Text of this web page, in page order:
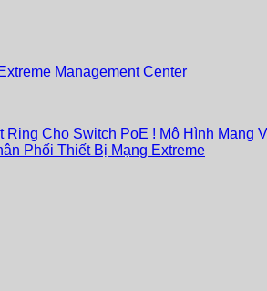
Extreme Management Center
Ring Cho Switch PoE ! Mô Hình Mạng
Phối Thiết Bị Mạng Extreme